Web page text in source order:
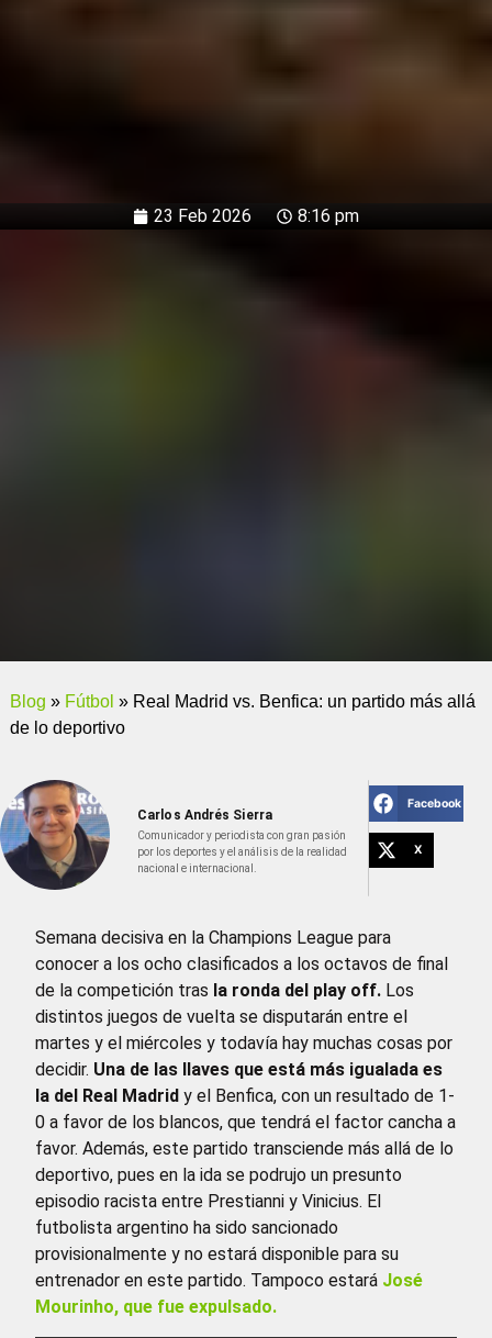
23 Feb 2026 8:16 pm
Blog » Fútbol » Real Madrid vs. Benfica: un partido más allá
de lo deportivo
Carlos Andrés Sierra
Comunicador y periodista con gran pasión
por los deportes y el análisis de la realidad
nacional e internacional.
Facebook
X
Semana decisiva en la Champions League para
conocer a los ocho clasificados a los octavos de final
de la competición tras la ronda del play off. Los
distintos juegos de vuelta se disputarán entre el
martes y el miércoles y todavía hay muchas cosas por
decidir. Una de las llaves que está más igualada es
la del Real Madrid y el Benfica, con un resultado de 1-
0 a favor de los blancos, que tendrá el factor cancha a
favor. Además, este partido transciende más allá de lo
deportivo, pues en la ida se podrujo un presunto
episodio racista entre Prestianni y Vinicius. El
futbolista argentino ha sido sancionado
provisionalmente y no estará disponible para su
entrenador en este partido. Tampoco estará José
Mourinho, que fue expulsado.